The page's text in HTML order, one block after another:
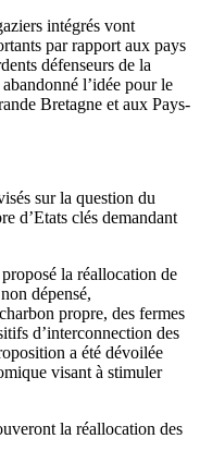
intégrés vont
par rapport aux pays
défenseurs de la
l’idée pour le
Bretagne et aux Pays-
sur la question du
d’Etats clés demandant
la réallocation de
dépensé,
propre, des fermes
d’interconnection des
a été dévoilée
visant à stimuler
la réallocation des